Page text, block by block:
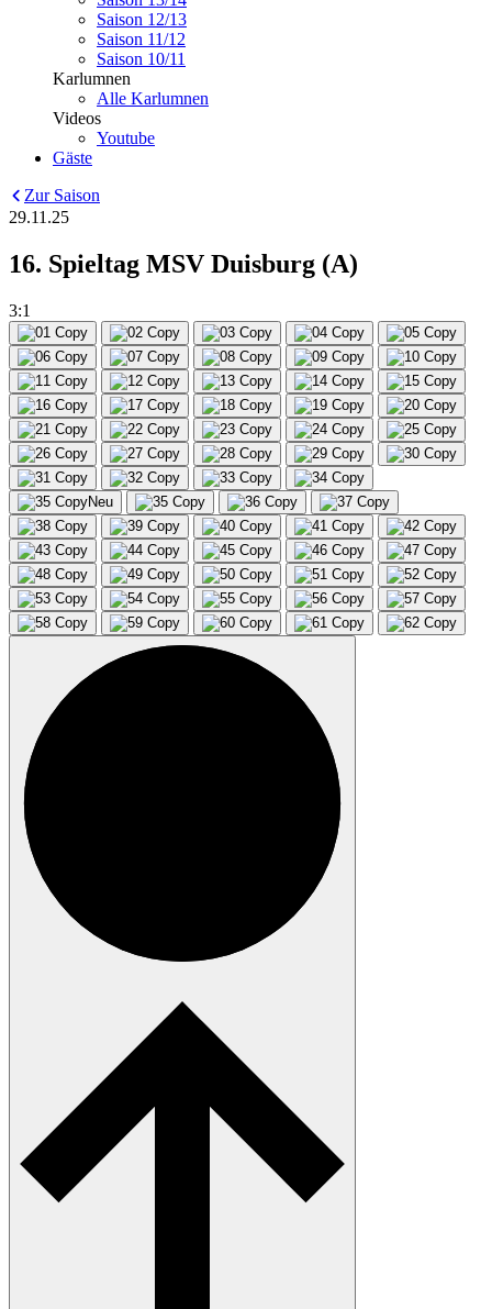
Saison 12/13
Saison 11/12
Saison 10/11
Karlumnen
Alle Karlumnen
Videos
Youtube
Gäste
Zur Saison
29.11.25
16. Spieltag MSV Duisburg (A)
3:1